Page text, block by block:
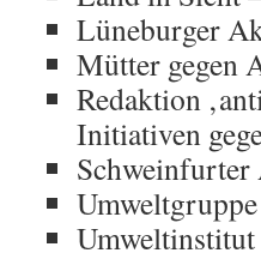
Lüneburger
Mütter gegen
Redaktion
Initiativen